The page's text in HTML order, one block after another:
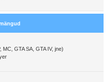
GTA SA, GTA IV, jne)